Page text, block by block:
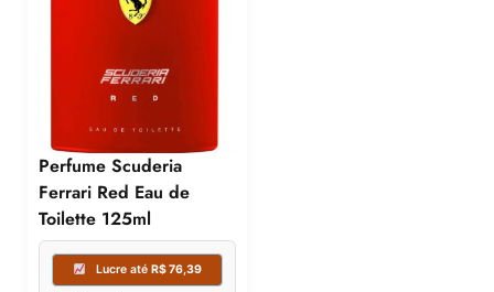
Perfume Scuderia
Ferrari Red Eau de
Toilette 125ml